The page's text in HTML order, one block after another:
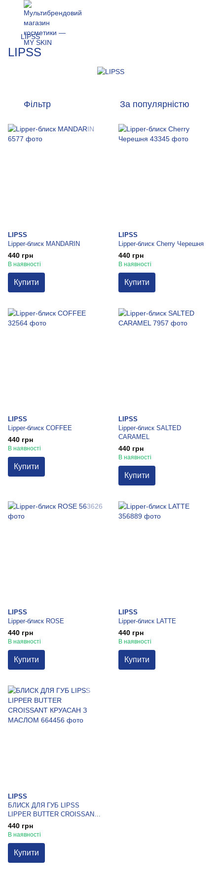
LIPSS
LIPSS
Фільтр За популярністю
LIPSS
Lipper-блиск MANDARIN
440 грн
В наявності
Купити
LIPSS
Lipper-блиск Cherry Черешня
440 грн
В наявності
Купити
LIPSS
Lipper-блиск COFFEE
440 грн
В наявності
Купити
LIPSS
Lipper-блиск SALTED
CARAMEL
440 грн
В наявності
Купити
LIPSS
Lipper-блиск ROSE
440 грн
В наявності
Купити
LIPSS
Lipper-блиск LATTE
440 грн
В наявності
Купити
LIPSS
БЛИСК ДЛЯ ГУБ LIPSS
LIPPER BUTTER CROISSANT
КРУАСАН З МАСЛОМ
440 грн
В наявності
Купити